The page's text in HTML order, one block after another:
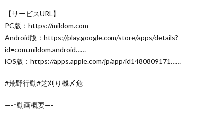
【サービスURL】
PC版：https://mildom.com
Android版：https://play.google.com/store/apps/details?
id=com.mildom.android……
iOS版：https://apps.apple.com/jp/app/id1480809171……
#荒野行動#芝刈り機〆危
—-↑動画概要—-